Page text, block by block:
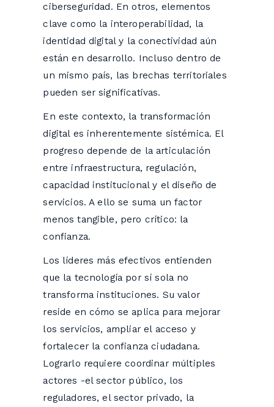
ciberseguridad. En otros, elementos
clave como la interoperabilidad, la
identidad digital y la conectividad aún
están en desarrollo. Incluso dentro de
un mismo país, las brechas territoriales
pueden ser significativas.
En este contexto, la transformación
digital es inherentemente sistémica. El
progreso depende de la articulación
entre infraestructura, regulación,
capacidad institucional y el diseño de
servicios. A ello se suma un factor
menos tangible, pero crítico: la
confianza.
Los líderes más efectivos entienden
que la tecnología por sí sola no
transforma instituciones. Su valor
reside en cómo se aplica para mejorar
los servicios, ampliar el acceso y
fortalecer la confianza ciudadana.
Lograrlo requiere coordinar múltiples
actores -el sector público, los
reguladores, el sector privado, la